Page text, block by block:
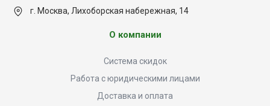
г. Москва, Лихоборская набережная, 14
О компании
Система скидок
Работа с юридическими лицами
Доставка и оплата